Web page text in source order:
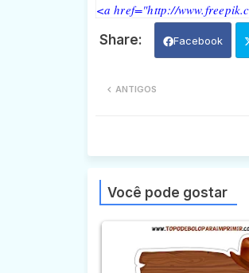
<a href="http://
Facebook
ANTIGOS
Você pode gostar